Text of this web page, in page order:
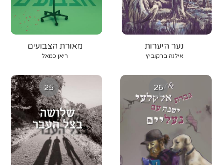
מאורת הצבועים
ריאן כמאל
נער היערות
אילנה ברקוביץ
25 26